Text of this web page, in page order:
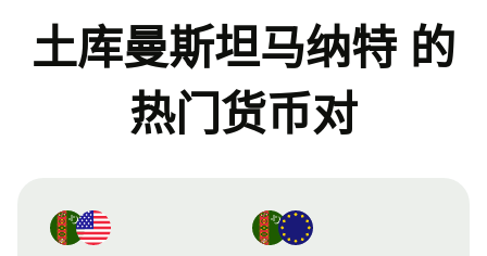
土库曼斯坦马纳特 的
热门货币对